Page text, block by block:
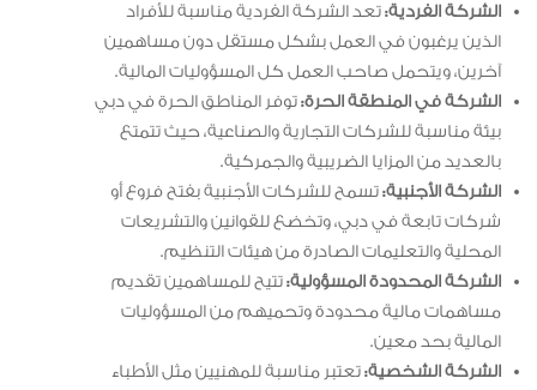
الشركة الفردية:تعد الشركة الفردية مناسبة للأفراد
الذين يرغبون في العمل بشكل مستقل دون مساهمين
آخرين، ويتحمل صاحب العمل كل المسؤوليات المالية.
الشركة في المنطقة الحرة:توفر المناطق الحرة في دبي
بيئة مناسبة للشركات التجارية والصناعية، حيث تتمتع
بالعديد من المزايا الضريبية والجمركية.
الشركة الأجنبية:تسمح للشركات الأجنبية بفتح فروع أو
شركات تابعة في دبي، وتخضع للقوانين والتشريعات
المحلية والتعليمات الصادرة من هيئات التنظيم.
الشركة المحدودة المسؤولية:تتيح للمساهمين تقديم
مساهمات مالية محدودة وتحميهم من المسؤوليات
المالية بحد معين.
الشركة الشخصية:تعتبر مناسبة للمهنيين مثل الأطباء